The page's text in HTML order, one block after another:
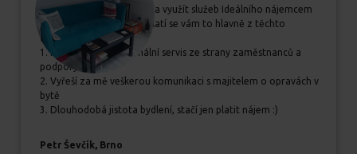
Pokud se rozhodujete, zda využít služeb Ideálního nájemcem
určitě jim dejte šanci, vyplatí se vám to hlavně z těchto
důvodů:
1. Příjemný a profesionální servis ze strany zaměstnanců a
podpory
2. Vyřeší za mě veškerou komunikaci s majitelem o opravách v
bytě
3. Dlouhodobá jistota bydlení, stačí jen platit nájem :)
Petr Ševčík, Brno